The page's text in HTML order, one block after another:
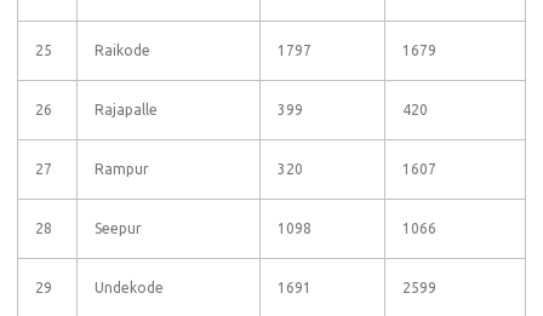
25 Raikode 1797 1679
26 Rajapalle 399 420
27 Rampur 320 1607
28 Seepur 1098 1066
29 Undekode 1691 2599